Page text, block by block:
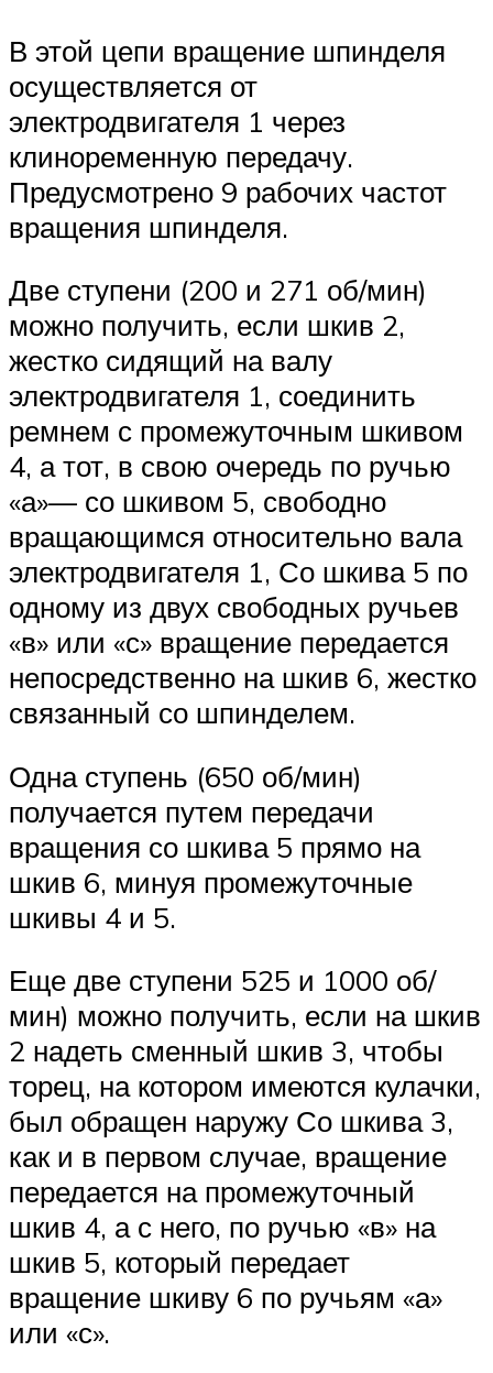
В этой цепи вращение шпинделя
осуществляется от
электродвигателя 1 через
клиноременную передачу.
Предусмотрено 9 рабочих частот
вращения шпинделя.
Две ступени (200 и 271 об/мин)
можно получить, если шкив 2,
жестко сидящий на валу
электродвигателя 1, соединить
ремнем с промежуточным шкивом
4, а тот, в свою очередь по ручью
«а»— со шкивом 5, свободно
вращающимся относительно вала
электродвигателя 1, Со шкива 5 по
одному из двух свободных ручьев
«в» или «с» вращение передается
непосредственно на шкив 6, жестко
связанный со шпинделем.
Одна ступень (650 об/мин)
получается путем передачи
вращения со шкива 5 прямо на
шкив 6, минуя промежуточные
шкивы 4 и 5.
Еще две ступени 525 и 1000 об/
мин) можно получить, если на шкив
2 надеть сменный шкив 3, чтобы
торец, на котором имеются кулачки,
был обращен наружу Со шкива 3,
как и в первом случае, вращение
передается на промежуточный
шкив 4, а с него, по ручью «в» на
шкив 5, который передает
вращение шкиву 6 по ручьям «а»
или «с».